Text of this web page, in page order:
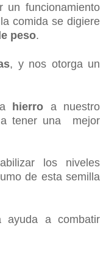
un funcionamiento
comida se digiere
peso.
, y nos otorga un
hierro a nuestro
tener una mejor
los niveles
de esta semilla
ayuda a combatir